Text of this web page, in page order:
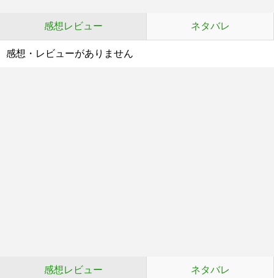
感想レビュー ネタバレ
感想・レビューがありません
感想レビュー ネタバレ